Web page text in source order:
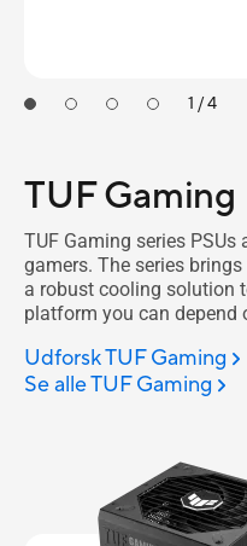
1 / 4
TUF Gaming
TUF Gaming series
gamers. The series
a robust cooling solution
platform you can depend
Udforsk TUF Gaming
Se alle TUF Gaming